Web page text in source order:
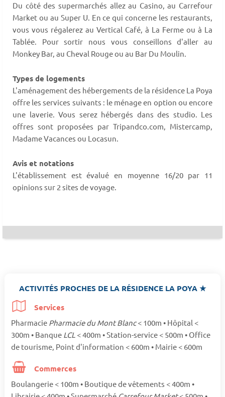
Du côté des supermarchés allez au Casino, au Carrefour
Market ou au Super U. En ce qui concerne les restaurants,
vous vous régalerez au Vertical Café, à La Ferme ou à La
Tablée. Pour sortir nous vous conseillons d'aller au
Monkey Bar, au Cheval Rouge ou au Bar Du Moulin.
Types de logements
L'aménagement des hébergements de la résidence La Poya
offre les services suivants : le ménage en option ou encore
une laverie. Vous serez hébergés dans des studio. Les
offres sont proposées par Tripandco.com, Mistercamp,
Madame Vacances ou Locasun.
Avis et notations
L'établissement est évalué en moyenne 16/20 par 11
opinions sur 2 sites de voyage.
ACTIVITÉS PROCHES DE LA RÉSIDENCE LA POYA ★
Services
Pharmacie Pharmacie du Mont Blanc< 100m • Hôpital <
300m • Banque LCL < 400m • Station-service < 500m • Office
de tourisme, Point d'information < 600m • Mairie < 600m
Commerces
Boulangerie < 100m • Boutique de vêtements < 400m •